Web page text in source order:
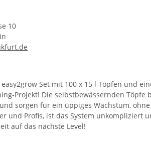
10
Set mit 100 x 15 l Töpfen und
Projekt! Die selbstbewässernden Töpfe
sorgen für ein üppiges Wachstum,
und Profis, ist das System unkompliziert
auf das nächste Level!